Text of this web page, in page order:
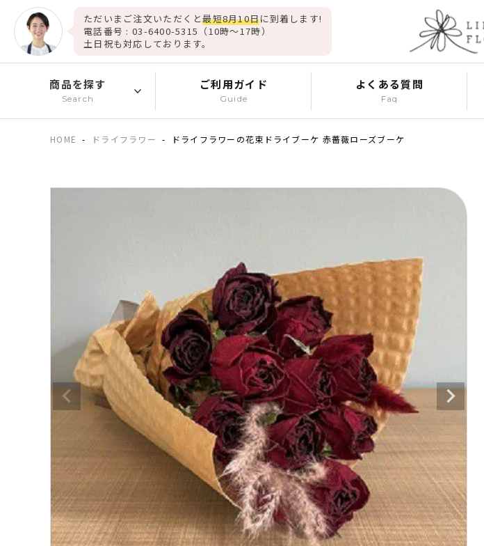
ただいまご注文いただくと最短8月10日に到着します!
電話番号 : 03-6400-5315（10時～17時）
土日祝も対応しております。
商品を探す
Search
ご利用ガイド
Guide
よくある質問
Faq
HOME ドライフラワー ドライフラワーの花束ドライブーケ 赤薔薇ローズブーケ